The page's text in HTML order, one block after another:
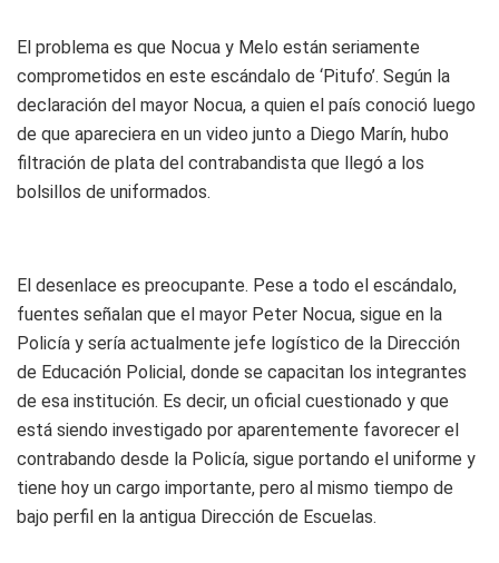
El problema es que Nocua y Melo están seriamente
comprometidos en este escándalo de ‘Pitufo’. Según la
declaración del mayor Nocua, a quien el país conoció luego
de que apareciera en un video junto a Diego Marín, hubo
filtración de plata del contrabandista que llegó a los
bolsillos de uniformados.
El desenlace es preocupante. Pese a todo el escándalo,
fuentes señalan que el mayor Peter Nocua, sigue en la
Policía y sería actualmente jefe logístico de la Dirección
de Educación Policial, donde se capacitan los integrantes
de esa institución. Es decir, un oficial cuestionado y que
está siendo investigado por aparentemente favorecer el
contrabando desde la Policía, sigue portando el uniforme y
tiene hoy un cargo importante, pero al mismo tiempo de
bajo perfil en la antigua Dirección de Escuelas.